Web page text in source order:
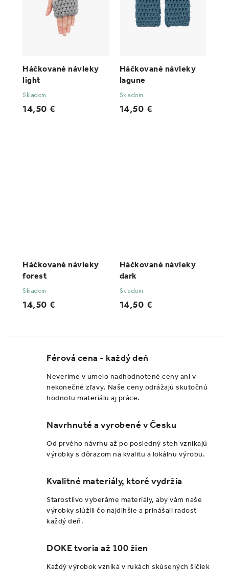
Férová cena - každý deň
Neveríme v umelo nadhodnotené ceny ani v
nekonečné zľavy. Naše ceny odrážajú skutočnú
hodnotu materiálu aj práce.
Navrhnuté a vyrobené v Česku
Od prvého návrhu až po posledný steh vznikajú
výrobky s dôrazom na kvalitu a lokálnu výrobu.
Kvalitné materiály, ktoré vydržia
Starostlivo vyberáme materiály, aby vám naše
výrobky slúžili čo najdlhšie a prinášali radosť
každý deň.
DOKE tvoria až 100 žien
Každý výrobok vzniká v rukách skúsených šičiek
Háčkované návleky
light
Skladom
14,50 €
Háčkované návleky
lagune
Skladom
14,50 €
Háčkované návleky
forest
Skladom
14,50 €
Háčkované návleky
dark
Skladom
14,50 €